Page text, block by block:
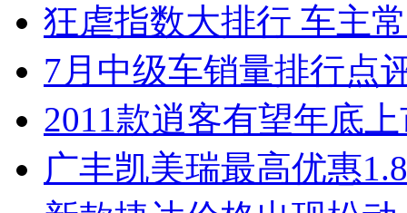
狂虐指数大排行 车主
7月中级车销量排行点
2011款逍客有望年底
广丰凯美瑞最高优惠